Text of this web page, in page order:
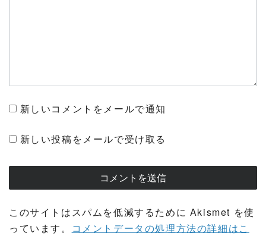
新しいコメントをメールで通知
新しい投稿をメールで受け取る
このサイトはスパムを低減するために Akismet を使
っています。
コメントデータの処理方法の詳細はこ